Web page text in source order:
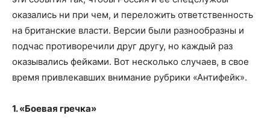
оказались ни при чем, и переложить ответственность
на британские власти. Версии были разнообразны и
подчас противоречили друг другу, но каждый раз
оказывались фейками. Вот несколько случаев, в свое
время привлекавших внимание рубрики «Антифейк».
1. «Боевая гречка»